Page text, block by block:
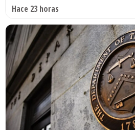
Hace 23 horas